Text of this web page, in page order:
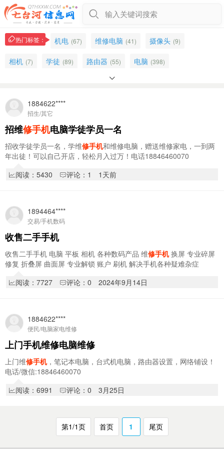
输入关键词搜索
热门标签： 机电 (67) 维修电脑 (41) 摄像头 (9)
相机 (7) 学徒 (89) 路由器 (55) 电脑 (398)
(25)
维修家电 (10) 平板
二手手机 (3)

1884622****
招生/其它
招维修手机电脑学徒学员一名
招收学徒学员一名，学维修手机和维修电脑，赠送维修家电，一到两
年出徒！可以自己开店，轻松月入过万！电话18846460070
阅读：5430
评论：1 1天前
1894464****
交易/手机数码
收售二手手机
收售二手手机 电脑 平板 相机 各种数码产品 维修手机换屏 专业碎屏
修复 折叠屏 曲面屏 专业解锁 账户 刷机 解决手机各种疑难杂症
阅读：7727
评论：0 2024年9月14日
1884622****
便民/电脑家电维修
上门手机维修电脑维修
上门维修手机，笔记本电脑，台式机电脑，路由器设置，网络铺设！
电话/微信:18846460070
阅读：6991
评论：0 3月25日
第1/1页 首页 1 尾页